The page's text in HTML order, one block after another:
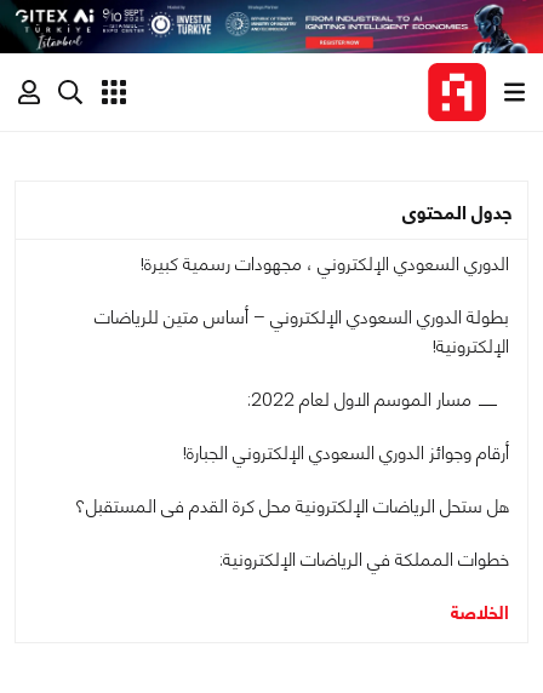
جدول المحتوى
الدوري السعودي الإلكتروني ، مجهودات رسمية كبيرة!
بطولة الدوري السعودي الإلكتروني – أساس متين للرياضات
الإلكترونية!
مسار الموسم الاول لعام 2022:
أرقام وجوائز الدوري السعودي الإلكتروني الجبارة!
هل ستحل الرياضات الإلكترونية محل كرة القدم فى المستقبل؟
خطوات المملكة في الرياضات الإلكترونية:
الخلاصة